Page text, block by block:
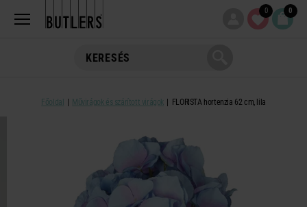
0 0
Főoldal Művirágok és szárított virágok FLORISTA hortenzia 62 cm, lila